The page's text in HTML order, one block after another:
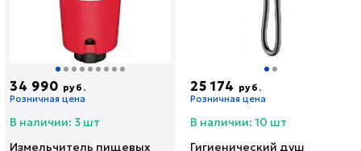
34 990 руб.
Розничная цена
В наличии: 3 шт
Измельчитель пищевых
25 174 руб.
Розничная цена
В наличии: 10 шт
Гигиенический душ